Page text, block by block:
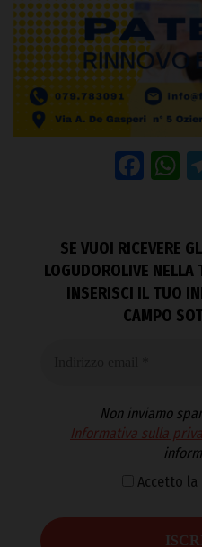
SE VUOI RICEVERE
LOGUDOROLIVE
INSERISCI IL TUO
CAMPO
Non inviamo
Informativa sulla
Accetto la